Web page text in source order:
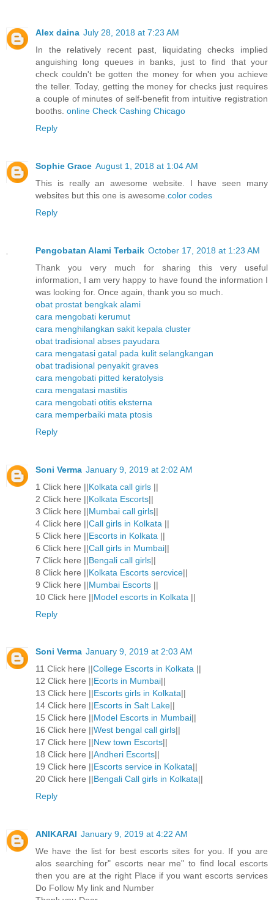
Alex daina July 28, 2018 at 7:23 AM
In the relatively recent past, liquidating checks implied
anguishing long queues in banks, just to find that your
check couldn't be gotten the money for when you achieve
the teller. Today, getting the money for checks just requires
a couple of minutes of self-benefit from intuitive registration
booths. online Check Cashing Chicago
Reply
Sophie Grace August 1, 2018 at 1:04 AM
This is really an awesome website. I have seen many
websites but this one is awesome. color codes
Reply
Pengobatan Alami Terbaik October 17, 2018 at 1:23 AM
Thank you very much for sharing this very useful
information, I am very happy to have found the information I
was looking for. Once again, thank you so much.
obat prostat bengkak alami
cara mengobati kerumut
cara menghilangkan sakit kepala cluster
obat tradisional abses payudara
cara mengatasi gatal pada kulit selangkangan
obat tradisional penyakit graves
cara mengobati pitted keratolysis
cara mengatasi mastitis
cara mengobati otitis eksterna
cara memperbaiki mata ptosis
Reply
Soni Verma January 9, 2019 at 2:02 AM
1 Click here ||Kolkata call girls ||
2 Click here ||Kolkata Escorts||
3 Click here ||Mumbai call girls||
4 Click here ||Call girls in Kolkata ||
5 Click here ||Escorts in Kolkata ||
6 Click here ||Call girls in Mumbai||
7 Click here ||Bengali call girls||
8 Click here ||Kolkata Escorts sercvice||
9 Click here ||Mumbai Escorts ||
10 Click here ||Model escorts in Kolkata ||
Reply
Soni Verma January 9, 2019 at 2:03 AM
11 Click here ||College Escorts in Kolkata ||
12 Click here ||Ecorts in Mumbai||
13 Click here ||Escorts girls in Kolkata||
14 Click here ||Escorts in Salt Lake||
15 Click here ||Model Escorts in Mumbai||
16 Click here ||West bengal call girls||
17 Click here ||New town Escorts||
18 Click here ||Andheri Escorts||
19 Click here ||Escorts service in Kolkata||
20 Click here ||Bengali Call girls in Kolkata||
Reply
ANIKARAI January 9, 2019 at 4:22 AM
We have the list for best escorts sites for you. If you are
alos searching for" escorts near me" to find local escorts
then you are at the right Place if you want escorts services
Do Follow My link and Number